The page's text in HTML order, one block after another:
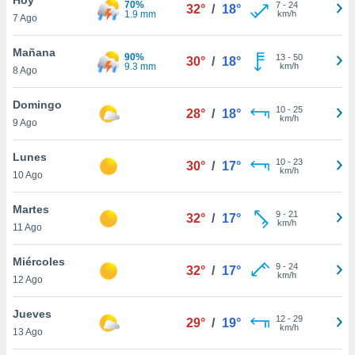
y
en
más
de
7 Ago
70%
1.9 mm
32° / 18° 7- 24
km/h
Mañana
8 Ago
90%
9.3 mm
30° / 18° 13- 50
km/h
Domingo
9 Ago
28° / 18° 10- 25
km/h
Lunes
10 Ago
30° / 17° 10- 23
km/h
Martes
11 Ago
32° / 17° 9- 21
km/h
Miércoles
12 Ago
32° / 17° 9- 24
km/h
Jueves
13 Ago
29° / 19° 12- 29
km/h